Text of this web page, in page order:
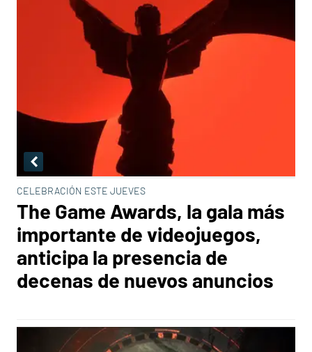
CELEBRACIÓN ESTE JUEVES
The Game Awards, la gala más
importante de videojuegos,
anticipa la presencia de
decenas de nuevos anuncios